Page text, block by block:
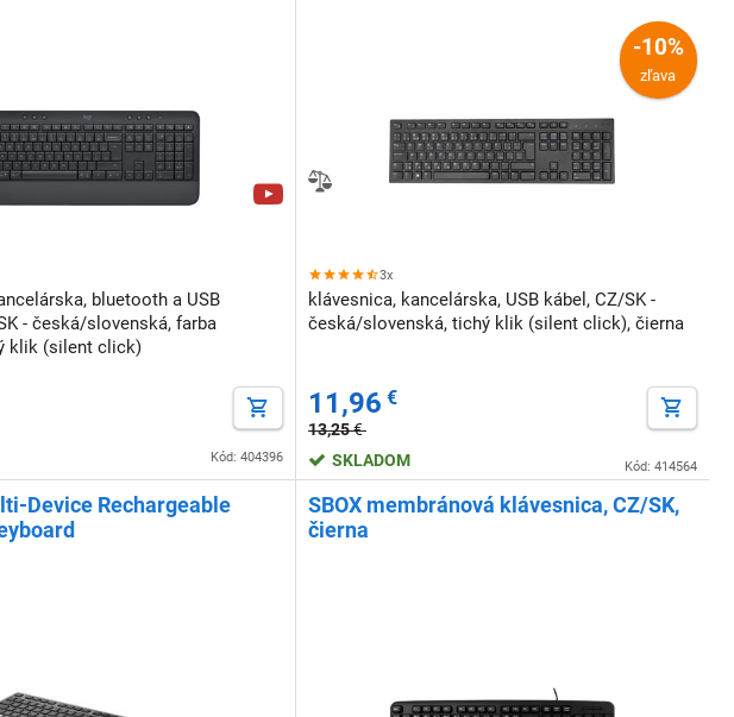
bluetooth a USB
- česká/slovenská, farba
klik (silent click)
Kód: 404396
-10%
zľava
3x
klávesnica, kancelárska, USB kábel, CZ/SK -
česká/slovenská, tichý klik (silent click), čierna
11,96 €
13,25€
Kód: 414564
SKLADOM
Device Rechargeable
SBOX membránová klávesnica, CZ/SK,
čierna